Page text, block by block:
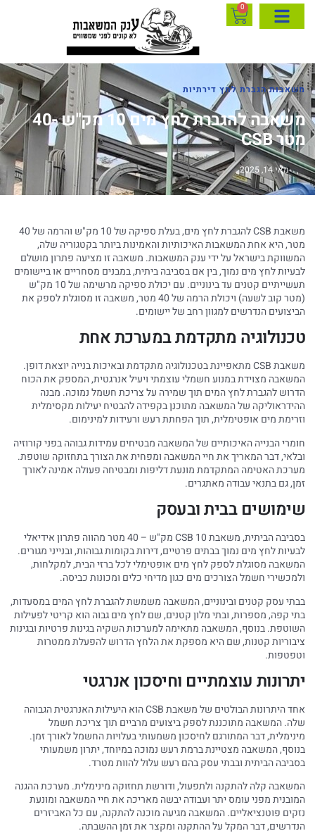
0
משאבות הגברת לחץ דירתיות
משאבה להגברת לחץ מים 10 מק"ש -40
מטר CSB
מאי 14, 2025
משאבת CSB להגברת לחץ מים, בעלת ספיקה של 10 מק"ש והרמה של 40
מטר, היא אחת המשאבות האיכותיות והאמינות ביותר בקטגוריה שלה,
המשווקת בישראל על ידי ענק המשאבות. משאבה זו מציעה פתרון מושלם
לבעיות לחץ מים נמוך, בין אם בסביבה ביתית, במבנים מסחריים או ביישומים
תעשייתיים קטנים עד בינוניים. עם יכולת ספיקה מרשימה של 10 מק"ש
(מטר קוב לשעה) ויכולת הרמה של 40 מטר, משאבה זו מסוגלת לספק את
הביצועים הנדרשים למגוון רחב של יישומים.
טכנולוגיה מתקדמת במערכת אחת
משאבת CSB מתאפיינת בטכנולוגיה מתקדמת ובאיכות בנייה יוצאת דופן.
המשאבה מצוידת במנוע חשמלי עוצמתי ויעיל אנרגטית, המספק את הכוח
הדרוש להגברת לחץ המים תוך שמירה על צריכת חשמל נמוכה. מבנה
ההידראוליקה של המשאבה מתוכנן בקפידה להבטיח יעילות מקסימלית
וזרימת מים אופטימלית, תוך הפחתת רעש ורעידות למינימום.
חומרי הבנייה האיכותיים של המשאבה מבטיחים עמידות גבוהה בפני קורוזיה
ובלאי, דבר המאריך את חיי המשאבה ומפחית את הצורך בתחזוקה שוטפת.
מערכת האטימה המתקדמת מונעת דליפות ומבטיחה פעולה אמינה לאורך
זמן, גם בתנאי עבודה מאתגרים.
שימושים בבית ובעסק
בסביבה הביתית, משאבת CSB 10 מק"ש – 40 מטר מהווה פתרון אידיאלי
לבעיות לחץ מים נמוך בבתים פרטיים, דירות בקומות גבוהות, ובנייני מגורים.
המשאבה מסוגלת לספק לחץ מים אופטימלי לכל ברזי הבית, למקלחות,
ולמכשירי חשמל הצורכים מים כגון מדיחי כלים ומכונות כביסה.
בבתי עסק קטנים ובינוניים, המשאבה משמשת להגברת לחץ המים במסעדות,
בתי קפה, מספרות, ובתי מלון קטנים, שם לחץ מים גבוה הוא קריטי לפעילות
השוטפת. בנוסף, המשאבה מתאימה למערכות השקיה בגינות פרטיות ובגינות
ציבוריות קטנות, שם היא מספקת את הלחץ הדרוש להפעלת ממטרות
וטפטפות.
יתרונות עוצמתיים וחיסכון אנרגטי
אחד היתרונות הבולטים של משאבת CSB הוא היעילות האנרגטית הגבוהה
שלה. המשאבה מתוכננת לספק ביצועים מרביים תוך צריכת חשמל
מינימלית, דבר המתורגם לחיסכון משמעותי בעלויות החשמל לאורך זמן.
בנוסף, המשאבה מצטיינת ברמת רעש נמוכה במיוחד, יתרון משמעותי
בסביבה הביתית ובבתי עסק בהם רעש עלול להוות מטרד.
המשאבה קלה להתקנה ולתפעול, ודורשת תחזוקה מינימלית. מערכת ההגנה
המובנית מפני עומס יתר ועבודה יבשה מאריכה את חיי המשאבה ומונעת
נזקים פוטנציאליים. המשאבה מגיעה מוכנה להתקנה, עם כל האביזרים
הנדרשים, דבר המקל על ההתקנה ומקצר את זמן ההשבתה.